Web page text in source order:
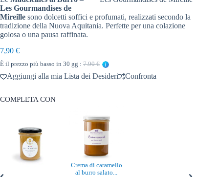
Les Gourmandises de
Mireille sono dolcetti soffici e profumati, realizzati secondo la
tradizione della Nuova Aquitania. Perfette per una colazione
golosa o una pausa raffinata.
7,90 €
È il prezzo più basso in 30 gg : 7.90 €
Aggiungi alla mia Lista dei Desideri Confronta
COMPLETA CON
Crema di caramello
al burro salato...